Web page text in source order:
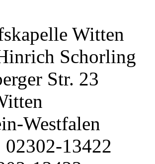
Witten
Schorling
Str. 23
Westfalen
02302-13422